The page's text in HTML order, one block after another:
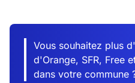
Vous souhaitez plus
d'Orange, SFR, Free
dans votre commune